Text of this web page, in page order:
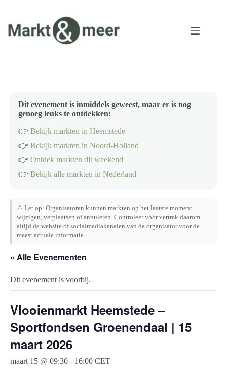
inhoud
Dit evenement is inmiddels geweest, maar er is nog
genoeg leuks te ontdekken:
👉 Bekijk markten in Heemstede
👉 Bekijk markten in Noord-Holland
👉 Ontdek markten dit weekend
👉 Bekijk alle markten in Nederland
⚠️ Let op: Organisatoren kunnen markten op het laatste moment
wijzigen, verplaatsen of annuleren. Controleer vóór vertrek daarom
altijd de website of socialmediakanalen van de organisator voor de
meest actuele informatie.
« Alle Evenementen
Dit evenement is voorbij.
Vlooienmarkt Heemstede –
Sportfondsen Groenendaal | 15
maart 2026
maart 15 @ 09:30 - 16:00 CET